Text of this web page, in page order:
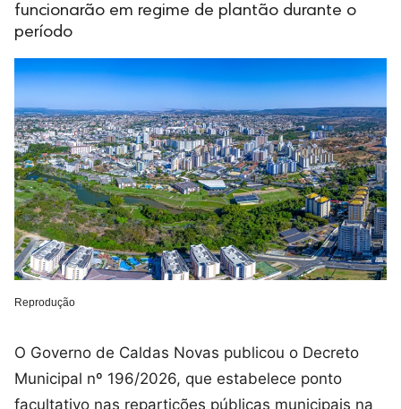
funcionarão em regime de plantão durante o
período
Reprodução
O Governo de Caldas Novas publicou o Decreto
Municipal nº 196/2026, que estabelece ponto
facultativo nas repartições públicas municipais na